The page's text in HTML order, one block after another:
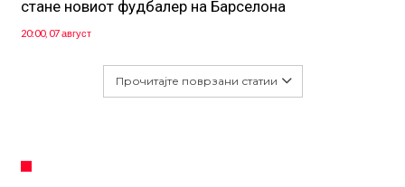
стане новиот фудбалер на Барселона
20:00, 07 август
Прочитајте поврзани статии